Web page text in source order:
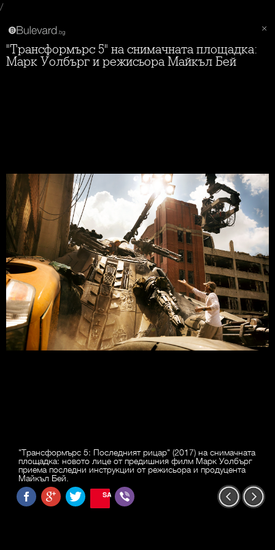
/
"Трансформърс 5" на снимачната площадка:
Марк Уолбърг и режисьора Майкъл Бей
"Трансформърс 5: Последният рицар" (2017) на снимачната
площадка: новото лице от предишния филм Марк Уолбърг
приема последни инструкции от режисьора и продуцента
Майкъл Бей.
SAVE